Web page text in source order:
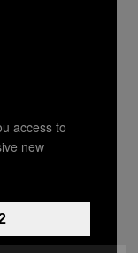
они
долларов
потому
найти
в
день спать
и
access to
new